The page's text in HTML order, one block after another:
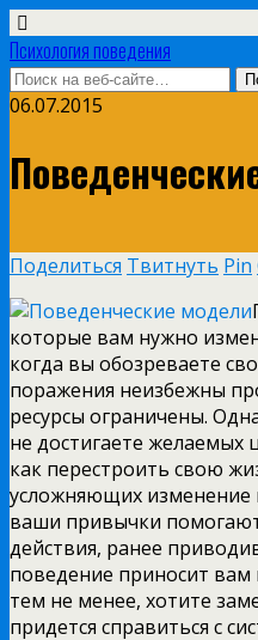
Психология поведения
06.07.2015
Поделиться Твитнуть Pin
которые вам нужно
когда вы обозреваете
поражения неизбежны
ресурсы ограничены.
не достигаете желаемых
как перестроить свою
усложняющих изменение
ваши привычки
действия, ранее
поведение приносит
тем не менее, хотите
придется справиться с